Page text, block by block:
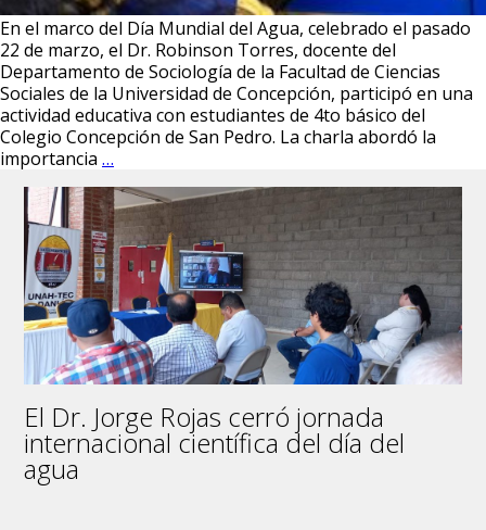
En el marco del Día Mundial del Agua, celebrado el pasado
22 de marzo, el Dr. Robinson Torres, docente del
Departamento de Sociología de la Facultad de Ciencias
Sociales de la Universidad de Concepción, participó en una
actividad educativa con estudiantes de 4to básico del
Colegio Concepción de San Pedro. La charla abordó la
importancia …
Torres
expone
sobre
Agua
y
Paz
en
el
Colegio
de
San
El Dr. Jorge Rojas cerró jornada
internacional científica del día del
agua